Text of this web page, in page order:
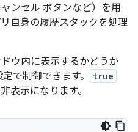
ンセル ボタンなど）を用
自身の履歴スタックを処理
ウ内に表示するかどうか
で制御できます。 true
表示になります。